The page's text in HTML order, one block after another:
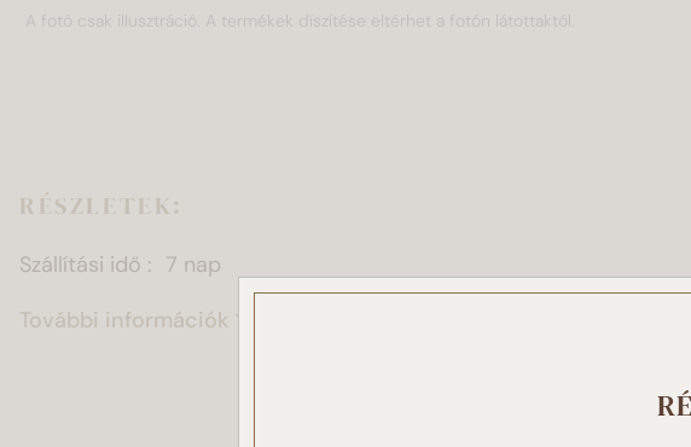
A fotó csak illusztráció. A termékek díszítése eltérhet a fotón látottaktól.
RÉSZLETEK:
Szállítási idő
7 nap
További információk
Ez a weboldal